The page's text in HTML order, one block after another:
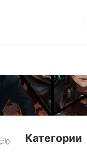
0 Категории